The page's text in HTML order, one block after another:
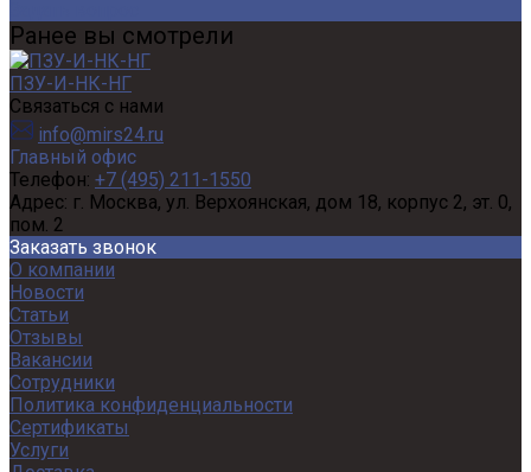
Ранее вы смотрели
ПЗУ-И-НК-НГ
Связаться с нами
info@mirs24.ru
Главный офис
Телефон: +7 (495) 211-1550
Адрес: г. Москва, ул. Верхоянская, дом 18, корпус 2, эт. 0,
пом. 2
Заказать звонок
О компании
Новости
Статьи
Отзывы
Вакансии
Сотрудники
Политика конфиденциальности
Сертификаты
Услуги